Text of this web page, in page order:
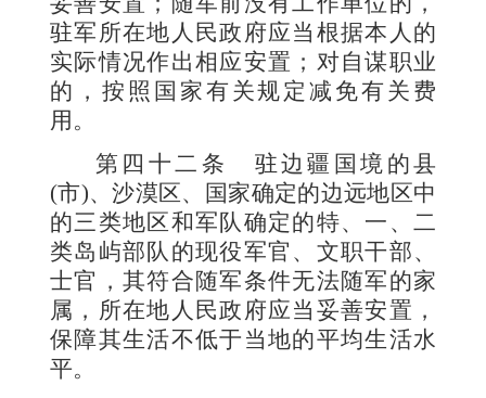
驻军所在地人民政府应当根据本人的
实际情况作出相应安置；对自谋职业
的，按照国家有关规定减免有关费
用。
第四十二条 驻边疆国境的县
(市)、沙漠区、国家确定的边远地区中
的三类地区和军队确定的特、一、二
类岛屿部队的现役军官、文职干部、
士官，其符合随军条件无法随军的家
属，所在地人民政府应当妥善安置，
保障其生活不低于当地的平均生活水
平。